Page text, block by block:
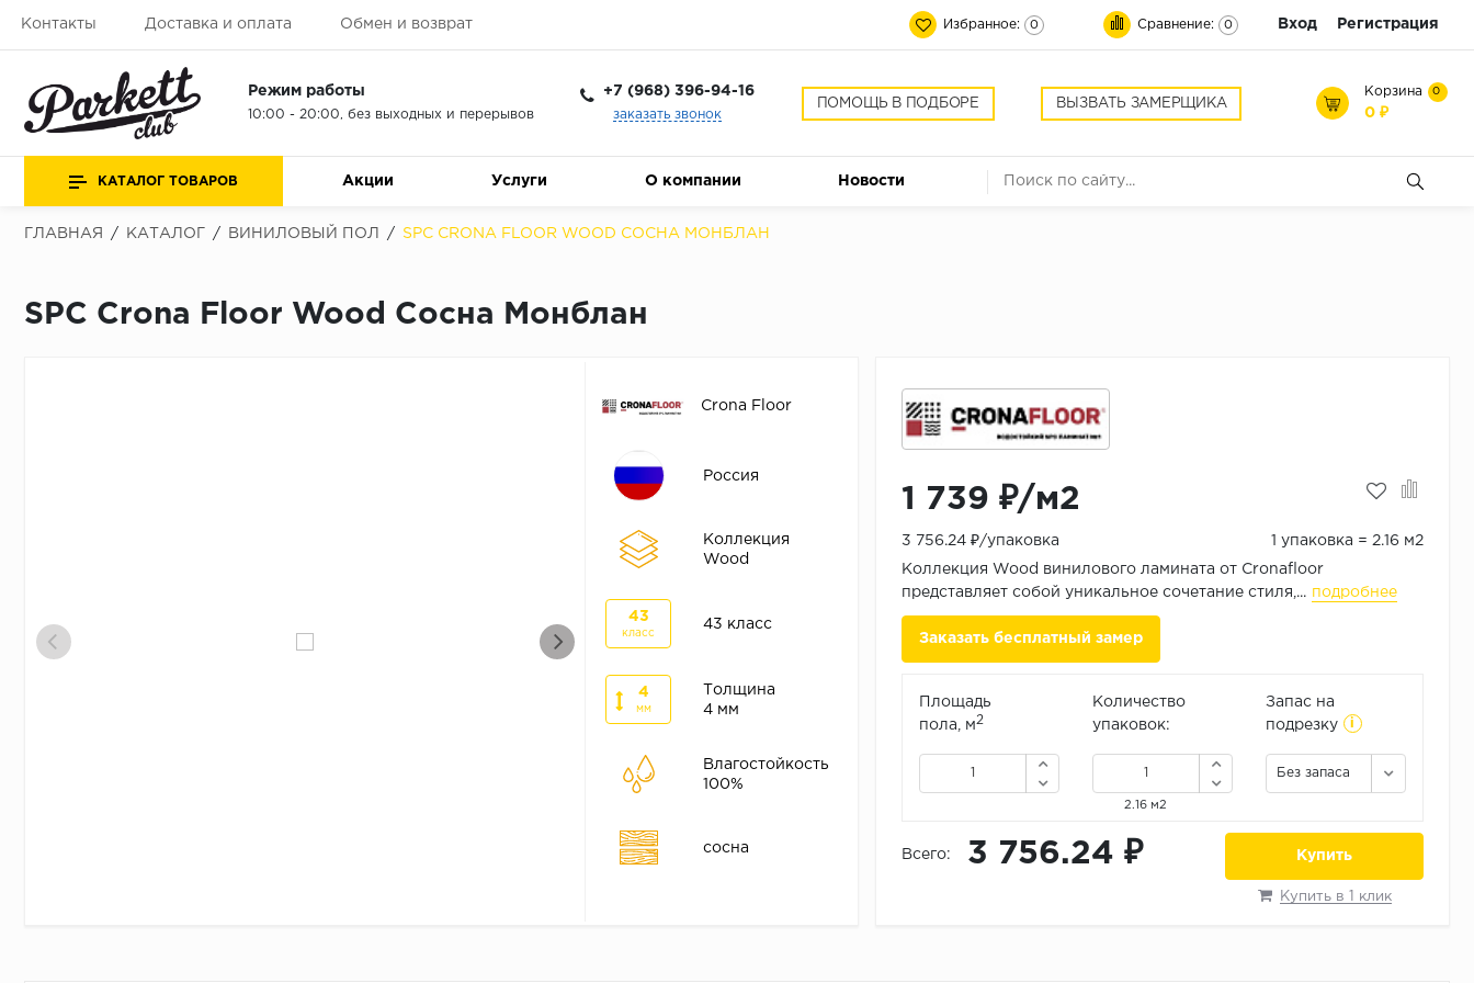
Контакты Доставка и оплата Обмен и возврат Избранное: 0 Сравнение: 0 Вход Регистрация
Режим работы
10:00 - 20:00, без выходных и перерывов
+7 (968) 396-94-16
заказать звонок
ПОМОЩЬ В ПОДБОРЕ ВЫЗВАТЬ ЗАМЕРЩИКА
Корзина 0
0 ₽
КАТАЛОГ ТОВАРОВ Акции Услуги О компании Новости
ГЛАВНАЯ / КАТАЛОГ / ВИНИЛОВЫЙ ПОЛ / SPC CRONA FLOOR WOOD СОСНА МОНБЛАН
SPC Crona Floor Wood Сосна Монблан
Crona Floor
Россия
Коллекция
Wood
43
класс
43 класс
4
мм
Толщина
4 мм
Влагостойкость
100%
сосна
1 739 ₽/м2
3 756.24 ₽/упаковка 1 упаковка = 2.16 м2
Коллекция Wood винилового ламината от Cronafloor
представляет собой уникальное сочетание стиля,... подробнее
Заказать бесплатный замер
Площадь
пола, м 2
Количество
упаковок:
2.16 м2
Запас на
подрезку
i
Без запаса
Всего: 3 756.24 ₽ Купить
Купить в 1 клик